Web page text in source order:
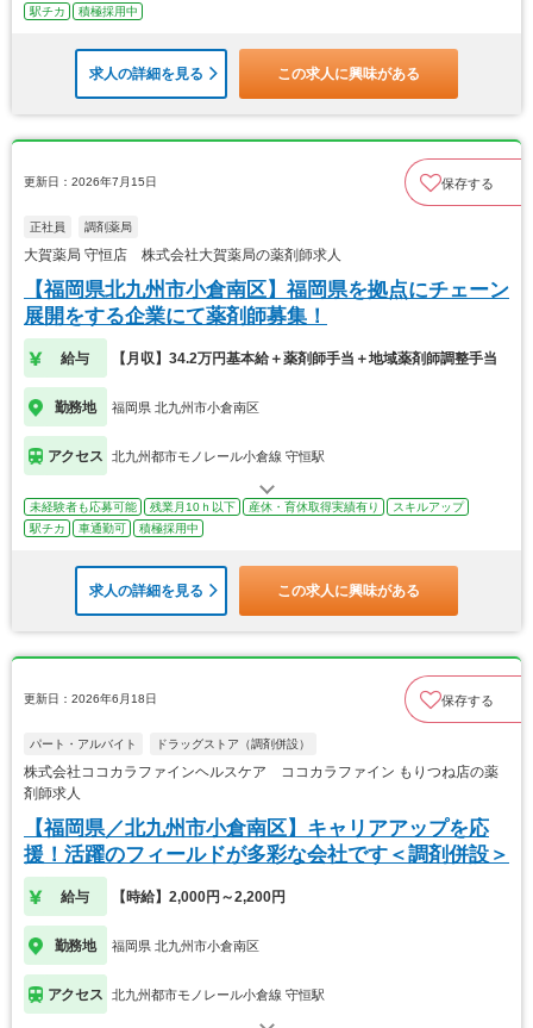
駅チカ
積極採用中
求人の詳細を見る この求人に興味がある
更新日：2026年7月15日 保存する
正社員 調剤薬局
大賀薬局 守恒店 株式会社大賀薬局の薬剤師求人
【福岡県北九州市小倉南区】福岡県を拠点にチェーン
展開をする企業にて薬剤師募集！
給与 【月収】34.2万円基本給＋薬剤師手当＋地域薬剤師調整手当
勤務地 福岡県 北九州市小倉南区
アクセス 北九州都市モノレール小倉線 守恒駅
未経験者も応募可能 残業月10ｈ以下 産休・育休取得実績有り
スキルアップ
駅チカ
車通勤可 積極採用中
求人の詳細を見る この求人に興味がある
更新日：2026年6月18日 保存する
パート・アルバイト ドラッグストア（調剤併設）
株式会社ココカラファインヘルスケア ココカラファイン もりつね店の薬
剤師求人
【福岡県／北九州市小倉南区】キャリアアップを応
援！活躍のフィールドが多彩な会社です＜調剤併設＞
給与 【時給】2,000円～2,200円
勤務地 福岡県 北九州市小倉南区
アクセス 北九州都市モノレール小倉線 守恒駅